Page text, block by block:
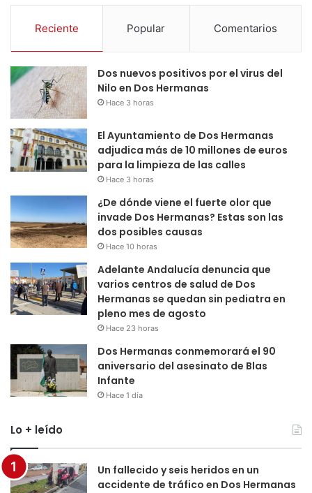
Reciente Popular Comentarios
Dos nuevos positivos por el virus del
Nilo en Dos Hermanas
Hace 3 horas
El Ayuntamiento de Dos Hermanas
adjudica más de 10 millones de euros
para la limpieza de las calles
Hace 3 horas
¿De dónde viene el fuerte olor que
invade Dos Hermanas? Estas son las
dos posibles causas
Hace 10 horas
Adelante Andalucía denuncia que
varios centros de salud de Dos
Hermanas se quedan sin pediatra en
pleno mes de agosto
Hace 23 horas
Dos Hermanas conmemorará el 90
aniversario del asesinato de Blas
Infante
Hace 1 día
Lo + leído
Un fallecido y seis heridos en un
accidente de tráfico en Dos Hermanas